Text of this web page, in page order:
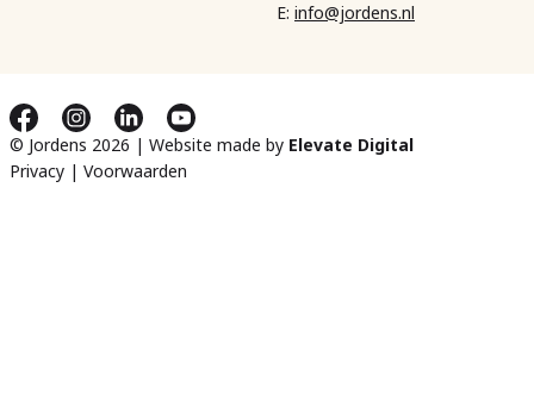
E: info@jordens.nl
© Jordens 2026 | Website made by Elevate Digital
Privacy | Voorwaarden